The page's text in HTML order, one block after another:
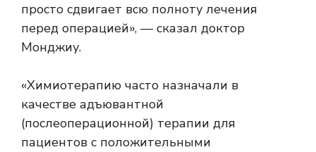
просто сдвигает всю полноту лечения
перед операцией», — сказал доктор
Монджиу.
«Химиотерапию часто назначали в
качестве адъювантной
(послеоперационной) терапии для
пациентов с положительными